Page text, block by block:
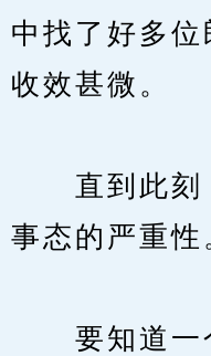
中找了好多
收效甚微。
直到此刻
事态的严重性
要知道一